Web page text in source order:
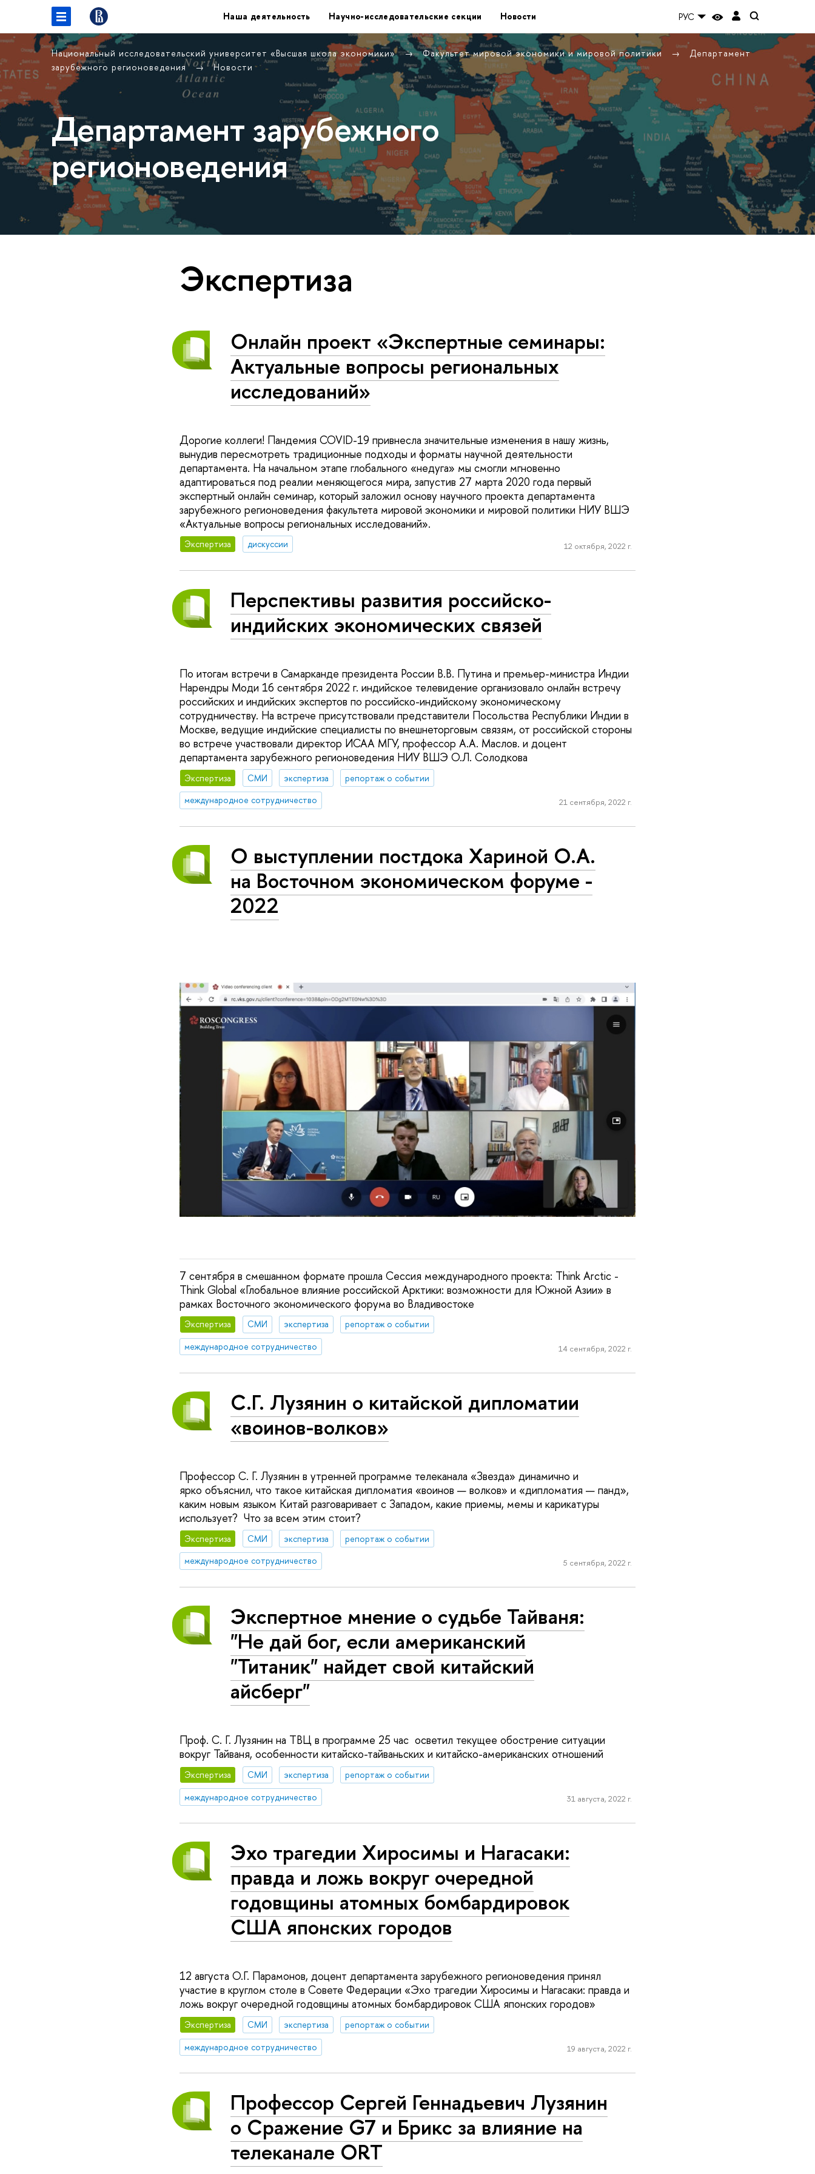
Наша деятельность Научно-исследовательские секции Новости РУС
Национальный исследовательский университет «Высшая школа экономики» Факультет мировой экономики и мировой политики
Департамент
зарубежного регионоведения
Новости
Департамент зарубежного
регионоведения
Экспертиза
Онлайн проект «Экспертные семинары:
Актуальные вопросы региональных
исследований»
Дорогие коллеги! Пандемия COVID-19 привнесла значительные изменения в нашу жизнь,
вынудив пересмотреть традиционные подходы и форматы научной деятельности
департамента. На начальном этапе глобального «недуга» мы смогли мгновенно
адаптироваться под реалии меняющегося мира, запустив 27 марта 2020 года первый
экспертный онлайн семинар, который заложил основу научного проекта департамента
зарубежного регионоведения факультета мировой экономики и мировой политики НИУ ВШЭ
«Актуальные вопросы региональных исследований».
Экспертиза дискуссии 12 октября, 2022 г.
Перспективы развития российско-
индийских экономических связей
По итогам встречи в Самарканде президента России В.В. Путина и премьер-министра Индии
Нарендры Моди 16 сентября 2022 г. индийское телевидение организовало онлайн встречу
российских и индийских экспертов по российско-индийскому экономическому
сотрудничеству. На встрече присутствовали представители Посольства Республики Индии в
Москве, ведущие индийские специалисты по внешнеторговым связям, от российской стороны
во встрече участвовали директор ИСАА МГУ, профессор А.А. Маслов. и доцент
департамента зарубежного регионоведения НИУ ВШЭ О.Л. Солодкова
Экспертиза СМИ экспертиза
репортаж о событии
международное сотрудничество
21 сентября, 2022 г.
О выступлении постдока Хариной О.А.
на Восточном экономическом форуме -
2022
7 сентября в смешанном формате прошла Сессия международного проекта: Think Arctic -
Think Global «Глобальное влияние российской Арктики: возможности для Южной Азии» в
рамках Восточного экономического форума во Владивостоке
Экспертиза СМИ экспертиза
репортаж о событии
международное сотрудничество
14 сентября, 2022 г.
С.Г. Лузянин о китайской дипломатии
«воинов-волков»
Профессор С. Г. Лузянин в утренней программе телеканала «Звезда» динамично и
ярко объяснил, что такое китайская дипломатия «воинов — волков» и «дипломатия — панд»,
каким новым языком Китай разговаривает с Западом, какие приемы, мемы и карикатуры
использует? Что за всем этим стоит?
Экспертиза СМИ экспертиза
репортаж о событии
международное сотрудничество
5 сентября, 2022 г.
Экспертное мнение о судьбе Тайваня:
"Не дай бог, если американский
"Титаник" найдет свой китайский
айсберг"
Проф. С. Г. Лузянин на ТВЦ в программе 25 час осветил текущее обострение ситуации
вокруг Тайваня, особенности китайско-тайваньских и китайско-американских отношений
Экспертиза СМИ экспертиза
репортаж о событии
международное сотрудничество
31 августа, 2022 г.
Эхо трагедии Хиросимы и Нагасаки:
правда и ложь вокруг очередной
годовщины атомных бомбардировок
США японских городов
12 августа О.Г. Парамонов, доцент департамента зарубежного регионоведения принял
участие в круглом столе в Совете Федерации «Эхо трагедии Хиросимы и Нагасаки: правда и
ложь вокруг очередной годовщины атомных бомбардировок США японских городов»
Экспертиза СМИ экспертиза
репортаж о событии
международное сотрудничество
19 августа, 2022 г.
Профессор Сергей Геннадьевич Лузянин
о Сражение G7 и Брикс за влияние на
телеканале ORT